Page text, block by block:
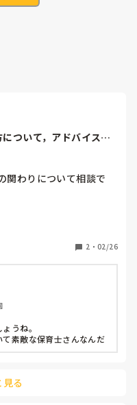
ついて，アドバイスお
関わりについて相談で
士目線で、あれ？ちょ
見。
言葉も出ない，強い癇
身に危機感がない。
も伝えていましたが、
れられない様子。
来る，臨床心理士さ
てもらっていました
幼児クラスになる時に混
ています。
た。
2 ・ 02/26
うね。
素敵な保育士さんなんだ
それを受け止めつつも、
る